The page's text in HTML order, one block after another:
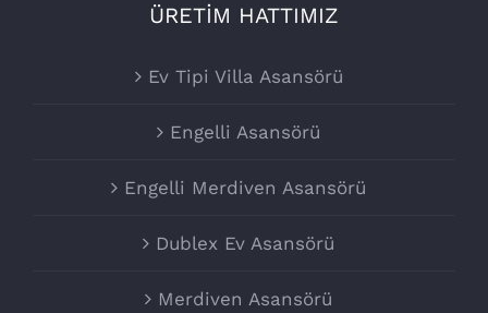
ÜRETİM HATTIMIZ
Ev Tipi Villa Asansörü
Engelli Asansörü
Engelli Merdiven Asansörü
Dublex Ev Asansörü
Merdiven Asansörü